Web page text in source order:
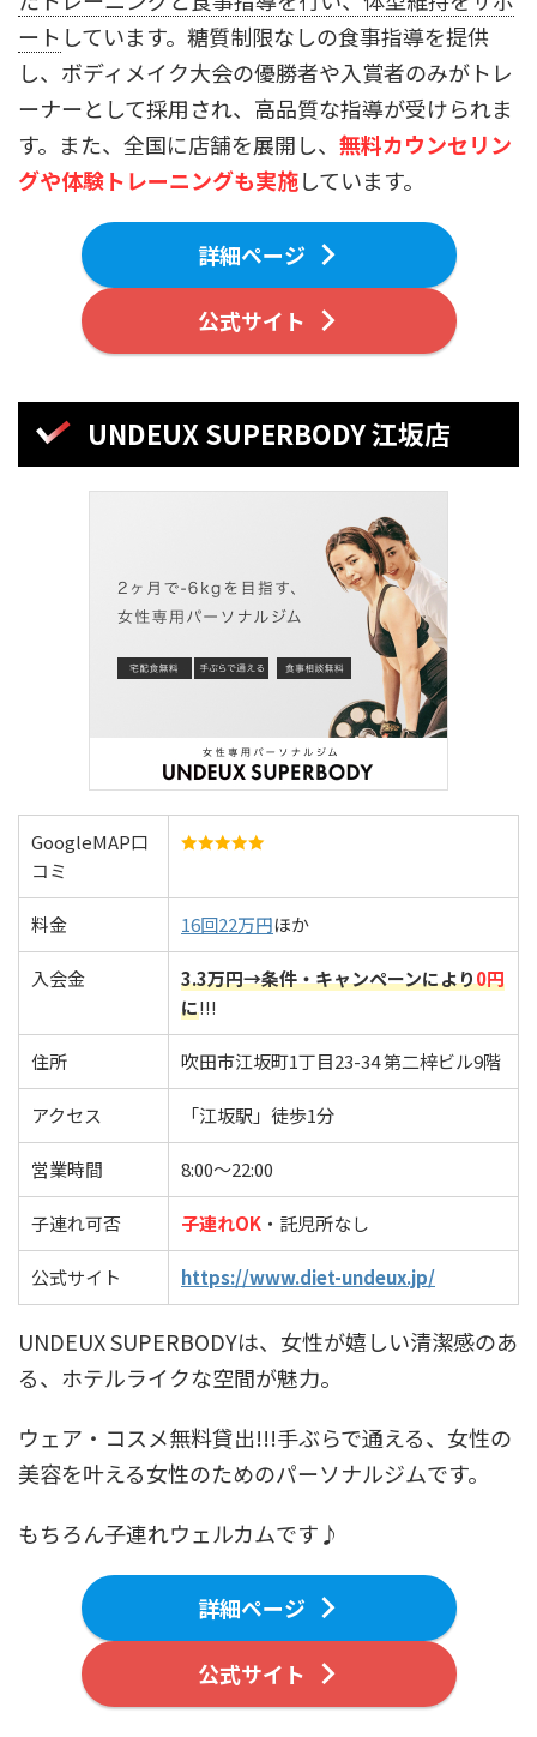
ート しています。糖質制限なしの食事指導を提供
し、ボディメイク大会の優勝者や入賞者のみがトレ
ーナーとして採用され、高品質な指導が受けられま
す。また、全国に店舗を展開し、 無料カウンセリン
グや体験トレーニングも実施しています。
詳細ページ
公式サイト
UNDEUX SUPERBODY 江坂店
GoogleMAP口
コミ
料金 16回22万円ほか
入会金 3.3万円→条件・キャンペーンにより0円
に!!!
住所 吹田市江坂町1丁目23-34 第二梓ビル9階
アクセス 「江坂駅」徒歩1分
営業時間 8:00〜22:00
子連れ可否 子連れOK ・託児所なし
公式サイト https://www.diet-undeux.jp/
UNDEUX SUPERBODYは、女性が嬉しい清潔感のあ
る、ホテルライクな空間が魅力。
ウェア・コスメ無料貸出!!!手ぶらで通える、女性の
美容を叶える女性のためのパーソナルジムです。
もちろん子連れウェルカムです♪
詳細ページ
公式サイト